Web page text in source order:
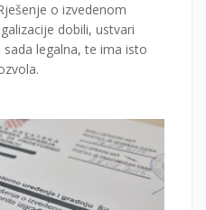
o izvedenom
dobili, ustvari
legalna, te ima isto